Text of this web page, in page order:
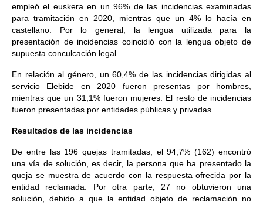
empleó el euskera en un 96% de las incidencias examinadas
para tramitación en 2020, mientras que un 4% lo hacía en
castellano. Por lo general, la lengua utilizada para la
presentación de incidencias coincidió con la lengua objeto de
supuesta conculcación legal.
En relación al género, un 60,4% de las incidencias dirigidas al
servicio Elebide en 2020 fueron presentas por hombres,
mientras que un 31,1% fueron mujeres. El resto de incidencias
fueron presentadas por entidades públicas y privadas.
Resultados de las incidencias
De entre las 196 quejas tramitadas, el 94,7% (162) encontró
una vía de solución, es decir, la persona que ha presentado la
queja se muestra de acuerdo con la respuesta ofrecida por la
entidad reclamada. Por otra parte, 27 no obtuvieron una
solución, debido a que la entidad objeto de reclamación no